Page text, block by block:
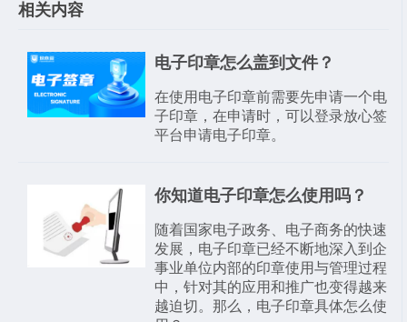
相关内容
电子印章怎么盖到文件？
在使用电子印章前需要先申请一个电
子印章，在申请时，可以登录放心签
平台申请电子印章。
你知道电子印章怎么使用吗？
随着国家电子政务、电子商务的快速
发展，电子印章已经不断地深入到企
事业单位内部的印章使用与管理过程
中，针对其的应用和推广也变得越来
越迫切。那么，电子印章具体怎么使